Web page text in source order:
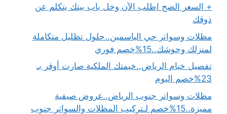
+ السعر الصح اطلب الآن وخل باب بيتك يتكلم عن
ذوقك
مظلات وسواتر حي الياسمين..حلول تظليل متكاملة
لمنزلك وحوشك..15%خصم فوري
تفصيل خيام الرياض..خيمتك الملكية صارت أوفر بـ
23%خصم اليوم
مظلات وسواتر جنوب الرياض..عروض صيفية
مميزة..15%خصم لـتركيب المظلات والسواتر جنوب